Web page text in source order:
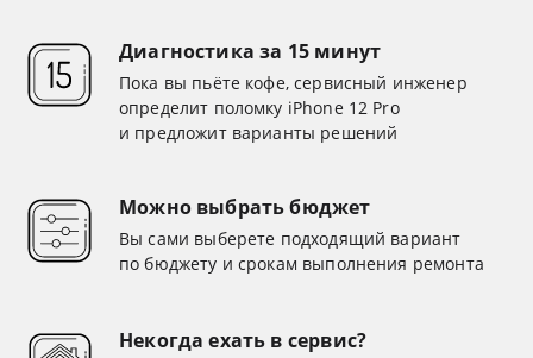
Диагностика за 15 минут
Пока вы пьёте кофе, сервисный инженер
определит поломку iPhone 12 Pro
и предложит варианты решений
Можно выбрать бюджет
Вы сами выберете подходящий вариант
по бюджету и срокам выполнения ремонта
Некогда ехать в сервис?